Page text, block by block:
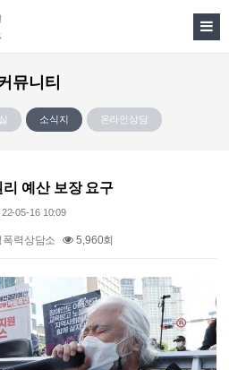
뮤니티
소식지 온라인상담
리 예산 보장 요구
05-16 10:09
력상담소 5,960회